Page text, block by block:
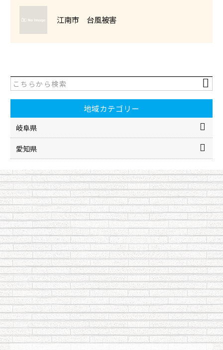
江南市 台風被害
地域カテゴリー
岐阜県
愛知県